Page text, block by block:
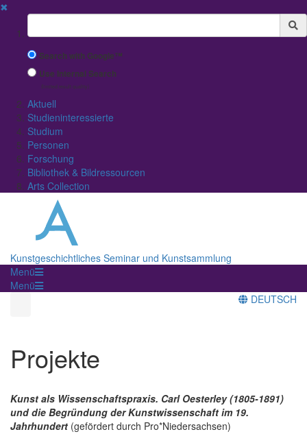
✖
Suchbegriff
Search with Google™
Use Internal Search
(limited result quality)
Aktuell
Studieninteressierte
Studium
Personen
Forschung
Bibliothek & Bildressourcen
Arts Collection
Kunstgeschichtliches Seminar und Kunstsammlung
Menü
Menü
DEUTSCH
Projekte
Kunst als Wissenschaftspraxis. Carl Oesterley (1805-1891)
und die Begründung der Kunstwissenschaft im 19.
Jahrhundert (gefördert durch Pro*Niedersachsen)